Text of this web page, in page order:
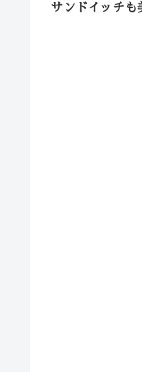
サンドイッチも